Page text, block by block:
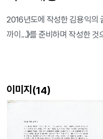
2016년도에 작성한 김용익의
까이...》를 준비하며 작성한 것
이미지(14)